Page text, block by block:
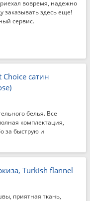
вовремя, надежно
заказывать здесь еще!
сервис.
сатин
белья. Все
комплектация,
за быструю и
Turkish flannel
приятная ткань,